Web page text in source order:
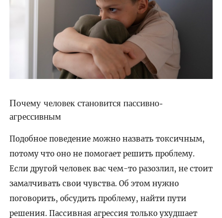
Почему человек становится пассивно-
агрессивным
Подобное поведение можно назвать токсичным,
потому что оно не помогает решить проблему.
Если другой человек вас чем-то разозлил, не стоит
замалчивать свои чувства. Об этом нужно
поговорить, обсудить проблему, найти пути
решения. Пассивная агрессия только ухудшает